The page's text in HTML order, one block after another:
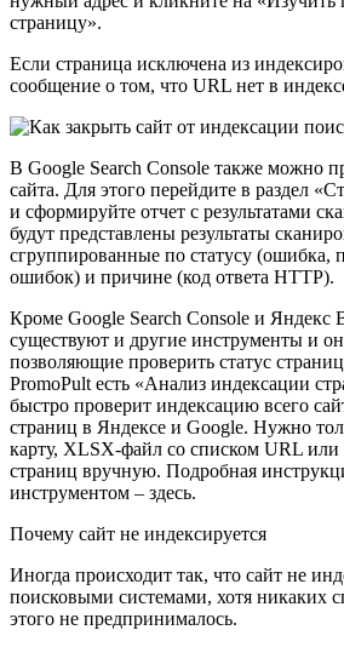
страницу».
Если страница исключена из
сообщение о том, что URL нет в
В Google Search Console также можно
сайта. Для этого перейдите в раздел
и сформируйте отчет с результатами
будут представлены результаты
сгруппированные по статусу (ошибка,
ошибок) и причине (код ответа HTTP).
Кроме Google Search Console и Яндекс
существуют и другие инструменты и
позволяющие проверить статус
PromoPult есть «Анализ индексации
быстро проверит индексацию всего
страниц в Яндексе и Google. Нужно
карту, XLSX-файл со списком URL или
страниц вручную. Подробная
инструментом – здесь.
Почему сайт не индексируется
Иногда происходит так, что сайт не
поисковыми системами, хотя никаких
этого не предпринималось.